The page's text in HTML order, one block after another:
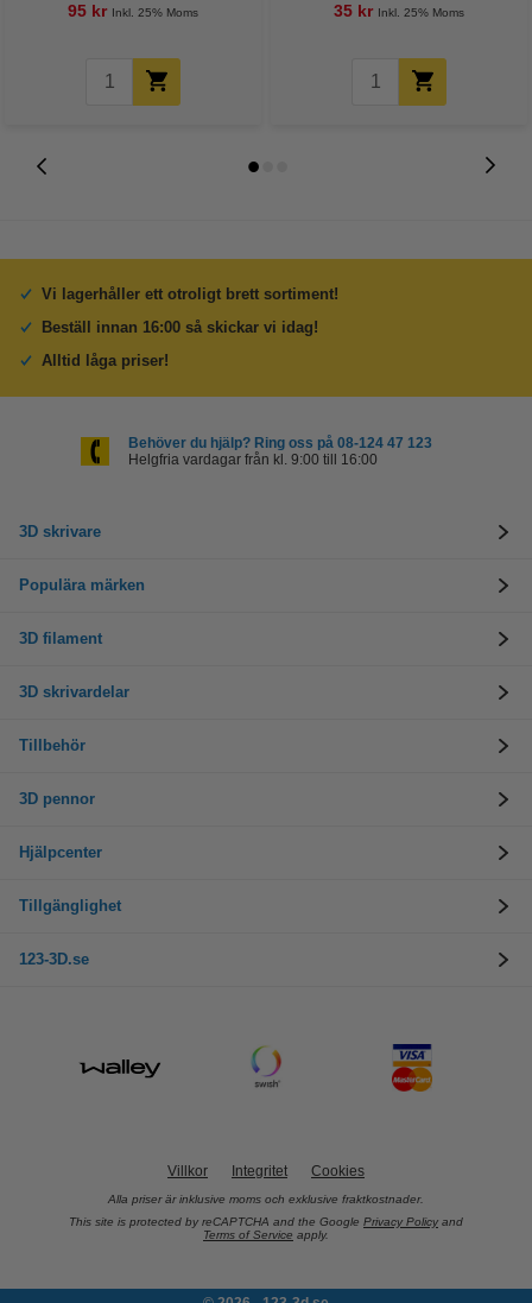
95 kr Inkl. 25% Moms 35 kr Inkl. 25% Moms
Vi lagerhåller ett otroligt brett sortiment!
Beställ innan 16:00 så skickar vi idag!
Alltid låga priser!
Behöver du hjälp? Ring oss på 08-124 47 123
Helgfria vardagar från kl. 9:00 till 16:00
3D skrivare
Populära märken
3D filament
3D skrivardelar
Tillbehör
3D pennor
Hjälpcenter
Tillgänglighet
123-3D.se
Villkor Integritet Cookies
Alla priser är inklusive moms och exklusive fraktkostnader.
This site is protected by reCAPTCHA and the Google Privacy Policy and
Terms of Service apply.